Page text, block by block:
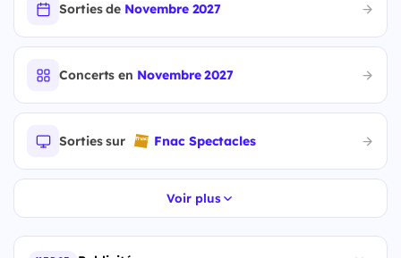
Sorties de Novembre 2027
Concerts en Novembre 2027
Sorties sur Fnac Spectacles
Voir plus